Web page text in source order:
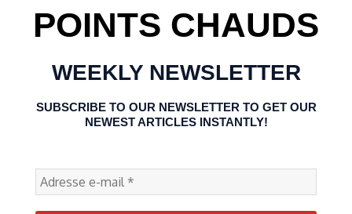
POINTS CHAUDS
WEEKLY NEWSLETTER
SUBSCRIBE TO OUR NEWSLETTER TO GET OUR
NEWEST ARTICLES INSTANTLY!